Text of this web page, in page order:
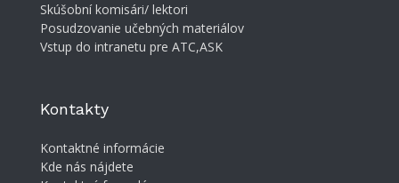
Skúšobní komisári/ lektori
Posudzovanie učebných materiálov
Vstup do intranetu pre ATC,ASK
Kontakty
Kontaktné informácie
Kde nás nájdete